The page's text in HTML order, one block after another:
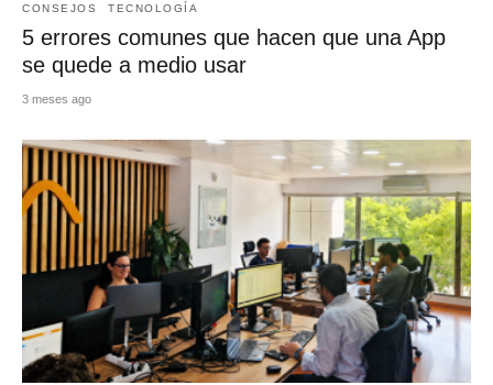
CONSEJOS TECNOLOGÍA
5 errores comunes que hacen que una App
se quede a medio usar
3 meses ago